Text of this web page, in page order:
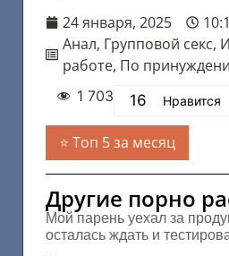
24 января, 2025
Анал, Групповой секс,
работе, По
1 703 16 Нравится
Топ 5 за месяц
Другие порно
Мой парень уехал за
осталась ждать и